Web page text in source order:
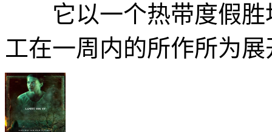
它以一个热带度假胜
工在一周内的所作所为